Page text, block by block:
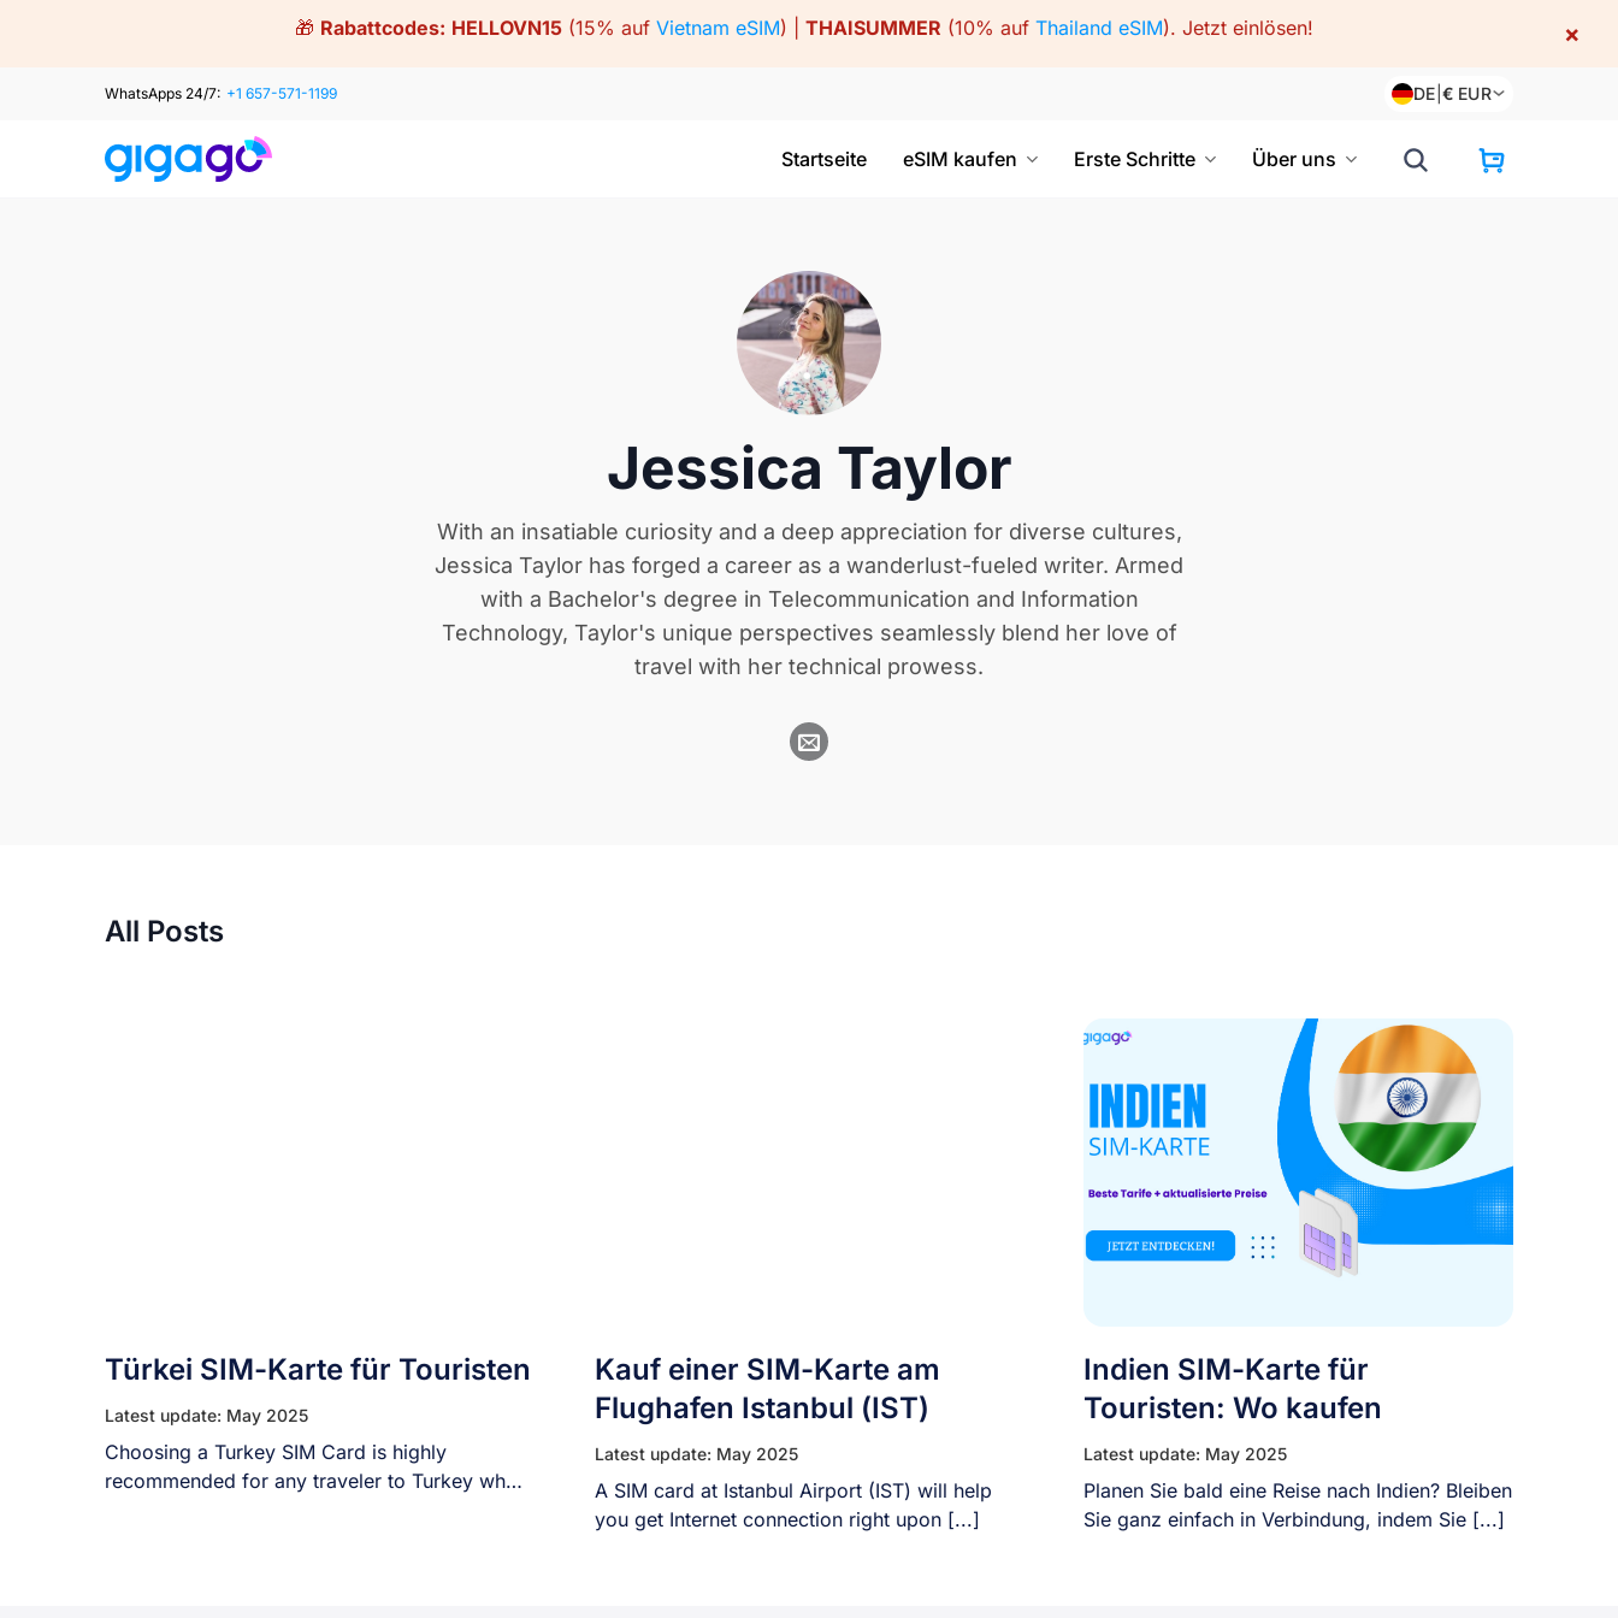
🎁 Rabattcodes: HELLOVN15 (15% auf Vietnam eSIM) | THAISUMMER (10% auf Thailand eSIM). Jetzt einlösen! ×
WhatsApps 24/7: +1 657-571-1199 DE |€ EUR
Startseite eSIM kaufen Erste Schritte Über uns
Jessica Taylor
With an insatiable curiosity and a deep appreciation for diverse cultures,
Jessica Taylor has forged a career as a wanderlust-fueled writer. Armed
with a Bachelor's degree in Telecommunication and Information
Technology, Taylor's unique perspectives seamlessly blend her love of
travel with her technical prowess.
All Posts
Türkei SIM-Karte für Touristen
Latest update: May 2025
Choosing a Turkey SIM Card is highly
recommended for any traveler to Turkey who
Kauf einer SIM-Karte am
Flughafen Istanbul (IST)
Latest update: May 2025
A SIM card at Istanbul Airport (IST) will help
you get Internet connection right upon [...]
Indien SIM-Karte für
Touristen: Wo kaufen
Latest update: May 2025
Planen Sie bald eine Reise nach Indien? Bleiben
Sie ganz einfach in Verbindung, indem Sie [...]